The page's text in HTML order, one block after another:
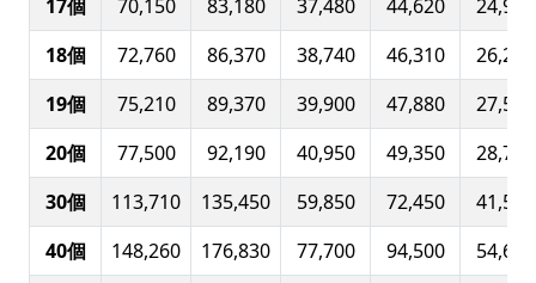
17個
70,150 83,180 37,480 44,620
24,990
18個
72,760 86,370 38,740 46,310
26,270
19個
75,210 89,370 39,900 47,880
27,530
20個
77,500 92,190 40,950 49,350
28,770
30個
113,710 135,450 59,850 72,450
41,580
40個
148,260 176,830 77,700 94,500
54,600